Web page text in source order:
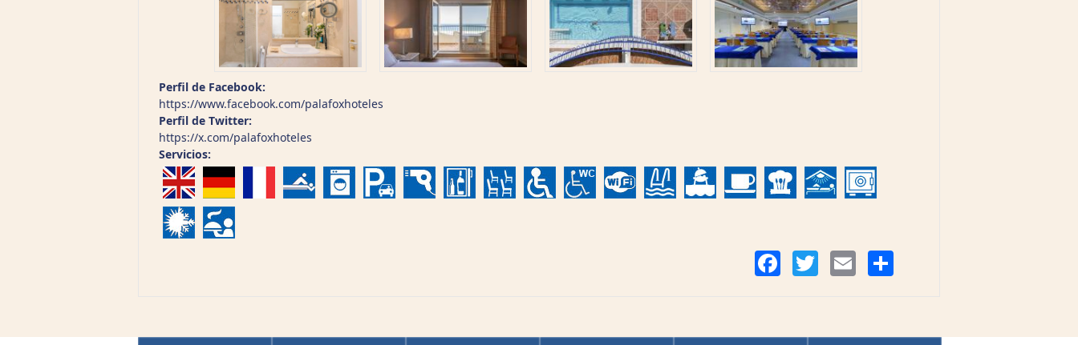
Perfil de Facebook:
https://www.facebook.com/palafoxhoteles
Perfil de Twitter:
https://x.com/palafoxhoteles
Servicios:
FacebookTwitter Email